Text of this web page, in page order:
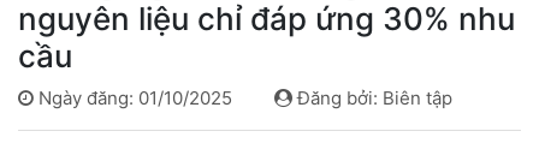
Đầu
Phun
Vi
Bọt
Khí
Ventek
nguyên liệu chỉ đáp ứng 30% nhu
cầu
Ngày đăng: 01/10/2025 Đăng bởi: Biên tập